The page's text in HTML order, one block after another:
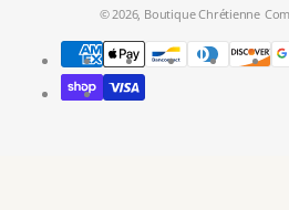
© 2026, Boutique Chrétienne
Modes
paiement